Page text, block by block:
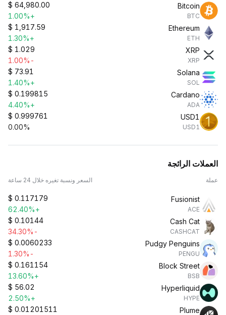
Bitcoin
BTC
$ 64,980.00
+1.00%
Ethereum
ETH
$ 1,917.59
+1.30%
XRP
XRP
$ 1.029
-1.00%
Solana
SOL
$ 73.91
+1.40%
Cardano
ADA
$ 0.199815
+4.40%
USD1
USD1
$ 0.999761
0.00%
العملات الرائجة
عملة السعر ونسبة تغيره خلال 24 ساعة
Fusionist
ACE
$ 0.117179
+62.40%
Cash Cat
CASHCAT
$ 0.10144
-34.30%
Pudgy Penguins
PENGU
$ 0.0060233
-1.30%
Block Street
BSB
$ 0.161154
+13.60%
Hyperliquid
HYPE
$ 56.02
+2.50%
Plume
$ 0.01201511